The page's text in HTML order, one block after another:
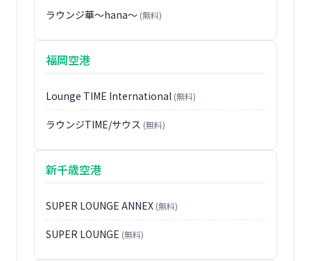
ラウンジ華〜hana〜 (無料)
福岡空港
Lounge TIME International (無料)
ラウンジTIME/サウス (無料)
新千歳空港
SUPER LOUNGE ANNEX (無料)
SUPER LOUNGE (無料)